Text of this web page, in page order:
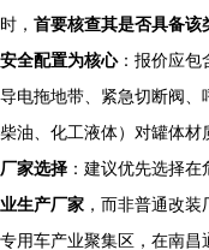
时， 首要核查其是否具备该
安全配置为核心：报价应包
导电拖地带、紧急切断阀、
柴油、化工液体）对罐体材
厂家选择 ：建议优先选择
业生产厂家 ，而非普通改
专用车产业聚集区，在南